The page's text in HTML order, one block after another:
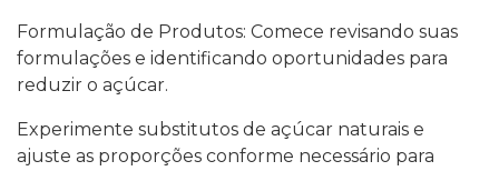
Formulação de Produtos: Comece revisando suas
formulações e identificando oportunidades para
reduzir o açúcar.
Experimente substitutos de açúcar naturais e
ajuste as proporções conforme necessário para